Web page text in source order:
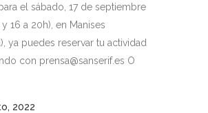
el sábado, 17 de septiembre
y 16 a 20h), en Manises
ya puedes reservar tu actividad
con prensa@sanserif.es O
2022